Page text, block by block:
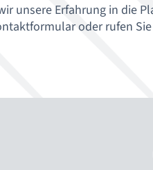
unsere Erfahrung in die
oder rufen